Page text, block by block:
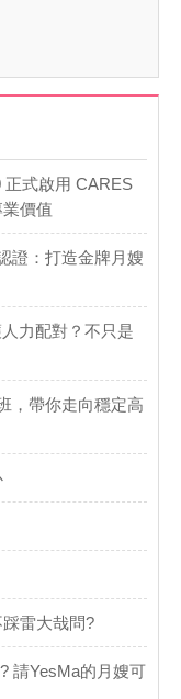
正式啟用 CARES
價值
證：打造金牌月嫂
力配對？不只是
，帶你走向穩定高
雷大哉問?
請YesMa的月嫂可